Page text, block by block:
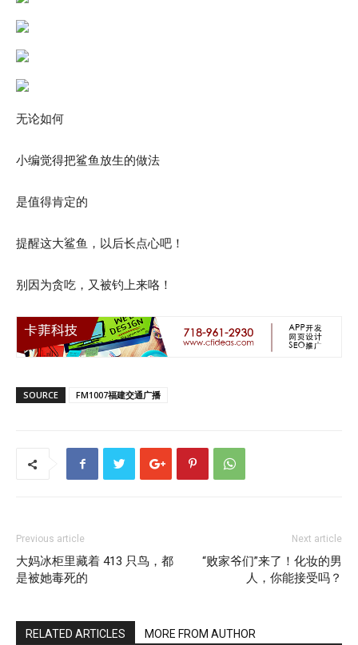
无论如何
小编觉得把鲨鱼放生的做法
是值得肯定的
提醒这大鲨鱼，以后长点心吧！
别因为贪吃，又被钓上来咯！
SOURCE FM1007福建交通广播
Previous article
大妈冰柜里藏着 413 只鸟，都
是被她毒死的
Next article
“败家爷们”来了！化妆的男
人，你能接受吗？
RELATED ARTICLES MORE FROM AUTHOR